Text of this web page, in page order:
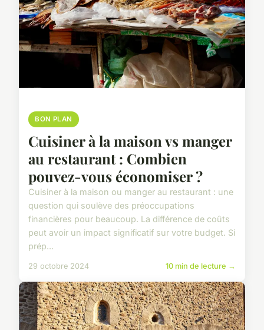
BON PLAN
Cuisiner à la maison vs manger
au restaurant : Combien
pouvez-vous économiser ?
Cuisiner à la maison ou manger au restaurant : une
question qui soulève des préoccupations
financières pour beaucoup. La différence de coûts
peut avoir un impact significatif sur votre budget. Si
prép...
29 octobre 2024 10 min de lecture →